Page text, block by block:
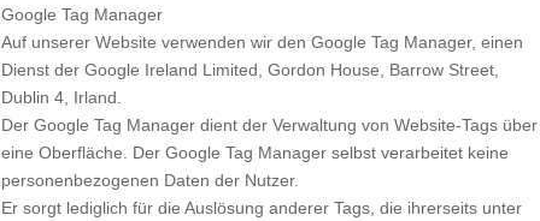
Google Tag Manager
Auf unserer Website verwenden wir den Google Tag Manager, einen
Dienst der Google Ireland Limited, Gordon House, Barrow Street,
Dublin 4, Irland.
Der Google Tag Manager dient der Verwaltung von Website-Tags über
eine Oberfläche. Der Google Tag Manager selbst verarbeitet keine
personenbezogenen Daten der Nutzer.
Er sorgt lediglich für die Auslösung anderer Tags, die ihrerseits unter